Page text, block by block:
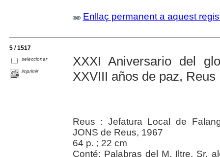
Enllaç permanent a aquest
5 / 1517
seleccionar
imprimir
XXXI Aniversario del
XXVIII años de paz,
Reus : Jefatura Local de
JONS de Reus, 1967
64 p. ; 22 cm
Conté: Palabras del M. Iltre. Sr.